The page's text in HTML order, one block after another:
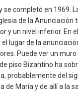
se completó en 1969.
de la
y un nivel inferior.
lugar de la
Puede ver un
piso Bizantino ha
probablemente del
María y de allí a la